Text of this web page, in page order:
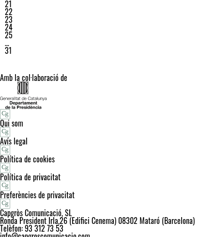
21
22
23
24
25
…
31
Amb la col·laboració de
Qui som
Avís legal
Política de cookies
Política de privacitat
Preferències de privacitat
Capgròs Comunicació, SL
Ronda President Irla,26 (Edifici Cenema) 08302 Mataró (Barcelona)
Telèfon: 93 312 73 53